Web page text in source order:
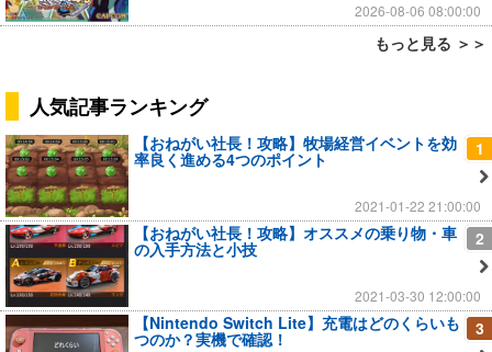
2026-08-06 08:00:00
もっと見る ＞＞
人気記事ランキング
1
【おねがい社長！攻略】牧場経営イベントを効
率良く進める4つのポイント
2021-01-22 21:00:00
2
【おねがい社長！攻略】オススメの乗り物・車
の入手方法と小技
2021-03-30 12:00:00
3
【Nintendo Switch Lite】充電はどのくらいも
つのか？実機で確認！